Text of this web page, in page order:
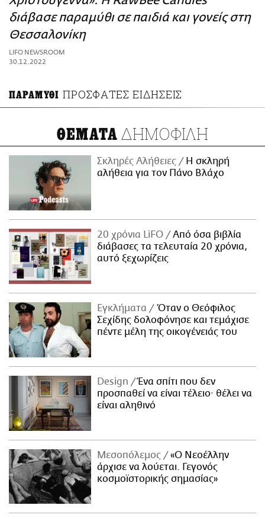
ΑΜΠΑ
PRINT
διάβασε παραμύθι σε παιδιά και γονείς στη
Θεσσαλονίκη
LIFO NEWSROOM
30.12.2022
ΠΑΡΑΜΥΘΙ ΠΡΟΣΦΑΤΕΣ ΕΙΔΗΣΕΙΣ
ΘΕΜΑΤΑ ΔΗΜΟΦΙΛΗ
Σκληρές Αλήθειες
H σκληρή
αλήθεια για τον Πάνο Βλάχο
20 χρόνια LiFO
Από όσα βιβλία
διάβασες τα τελευταία 20 χρόνια,
αυτό ξεχωρίζεις
Εγκλήματα
Όταν ο Θεόφιλος
Σεχίδης δολοφόνησε και τεμάχισε
πέντε μέλη της οικογένειάς του
Design
Ένα σπίτι που δεν
προσπαθεί να είναι τέλειο· θέλει να
είναι αληθινό
Μεσοπόλεμος
«Ο Νεοέλλην
άρχισε να λούεται. Γεγονός
κοσμοϊστορικής σημασίας»